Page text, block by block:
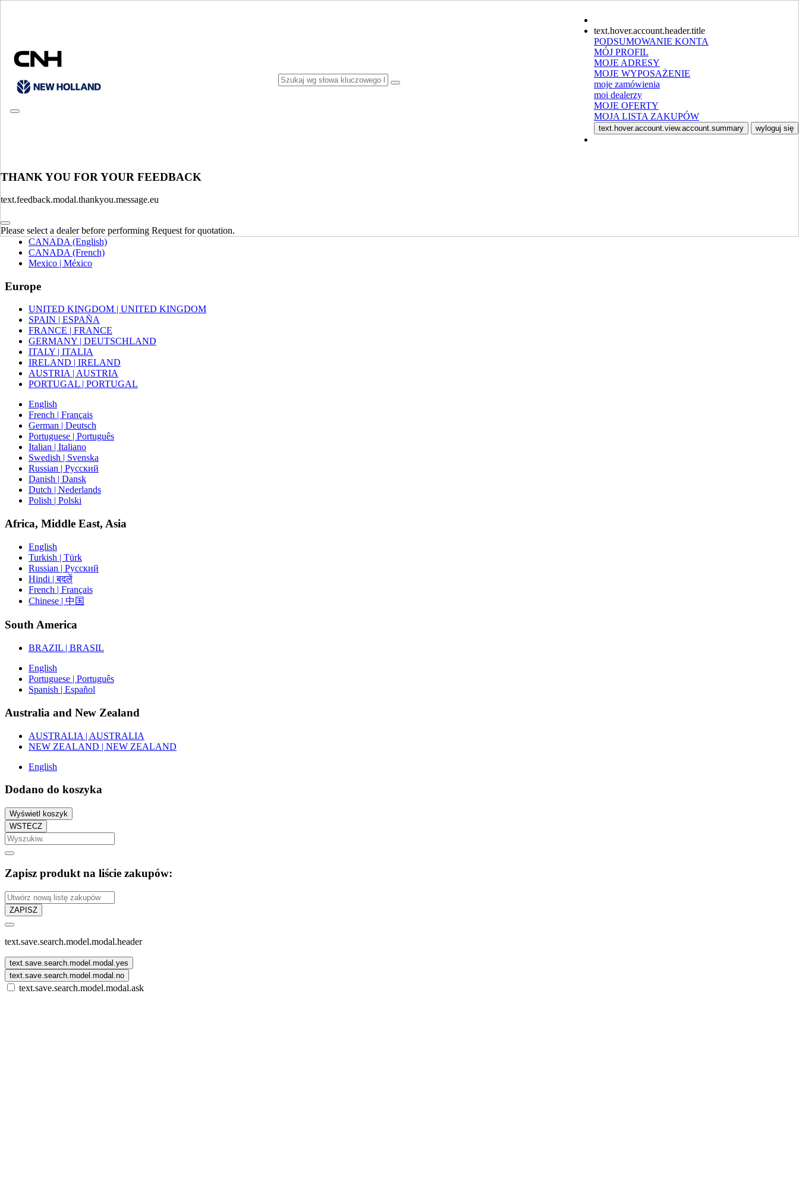
text.hover.account.header.title
PODSUMOWANIE KONTA
MÓJ PROFIL
MOJE ADRESY
MOJE WYPOSAŻENIE
moje zamówienia
moi dealerzy
MOJE OFERTY
MOJA LISTA ZAKUPÓW
text.hover.account.view.account.summary wyloguj się
THANK YOU FOR YOUR FEEDBACK
text.feedback.modal.thankyou.message.eu
Please select a dealer before performing Request for quotation.
USA
CANADA (English)
CANADA (French)
Mexico | México
Europe
UNITED KINGDOM | UNITED KINGDOM
SPAIN | ESPAÑA
FRANCE | FRANCE
GERMANY | DEUTSCHLAND
ITALY | ITALIA
IRELAND | IRELAND
AUSTRIA | AUSTRIA
PORTUGAL | PORTUGAL
English
French | Français
German | Deutsch
Portuguese | Português
Italian | Italiano
Swedish | Svenska
Russian | Русский
Danish | Dansk
Dutch | Nederlands
Polish | Polski
Africa, Middle East, Asia
English
Turkish | Türk
Russian | Русский
Hindi | बदलें
French | Français
Chinese | 中国
South America
BRAZIL | BRASIL
English
Portuguese | Português
Spanish | Español
Australia and New Zealand
AUSTRALIA | AUSTRALIA
NEW ZEALAND | NEW ZEALAND
English
Dodano do koszyka
Wyświetl koszyk
WSTECZ
Zapisz produkt na liście zakupów:
ZAPISZ
text.save.search.model.modal.header
text.save.search.model.modal.yes
text.save.search.model.modal.no
text.save.search.model.modal.ask